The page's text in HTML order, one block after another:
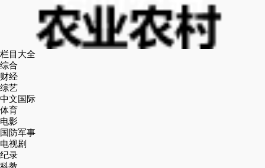
栏目大全
综合
财经
综艺
中文国际
体育
电影
国防军事
电视剧
纪录